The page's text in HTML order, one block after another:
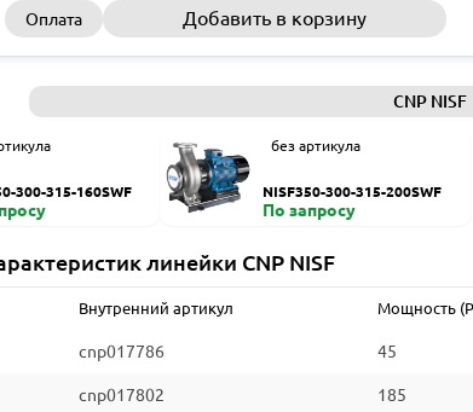
Оплата Добавить в корзину
CNP NISF
300-315-160SWF
без артикула
NISF350-300-315-200SWF
По запросу
линейки CNP NISF
Внутренний артикул Мощность
cnp017786 45
cnp017802 185